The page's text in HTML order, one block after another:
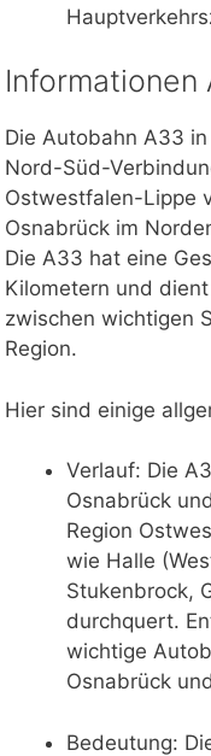
Informationen
Die Autobahn A33
Nord-Süd-
Ostwestfalen-Lippe
Osnabrück im
Die A33 hat eine
Kilometern und
zwischen wichtigen
Region.
Hier sind einige
Verlauf: Die
Osnabrück
Region
wie Halle
Stukenbrock,
durchquert.
wichtige
Osnabrück
Bedeutung: